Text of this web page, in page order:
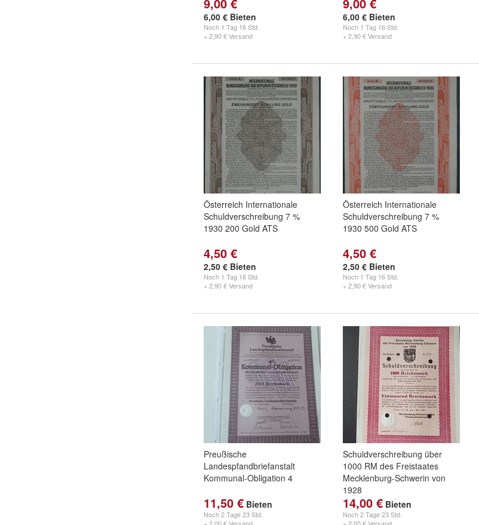
6,00 € Bieten
Noch 1 Tag 16 Std.
+ 2,90 € Versand
6,00 € Bieten
Noch 1 Tag 16 Std.
+ 2,90 € Versand
Österreich Internationale
Schuldverschreibung 7 %
1930 200 Gold ATS
4,50 €
2,50 € Bieten
Noch 1 Tag 16 Std.
+ 2,90 € Versand
Österreich Internationale
Schuldverschreibung 7 %
1930 500 Gold ATS
4,50 €
2,50 € Bieten
Noch 1 Tag 16 Std.
+ 2,90 € Versand
Preußische
Landespfandbriefanstalt
Kommunal-Obligation 4
11,50 € Bieten
Noch2 Tage 23 Std.
Schuldverschreibung über
1000 RM des Freistaates
Mecklenburg-Schwerin von
1928
14,00 € Bieten
Noch2 Tage 23 Std.